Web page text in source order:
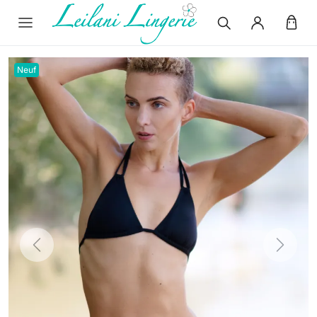
Neuf
Previous Next